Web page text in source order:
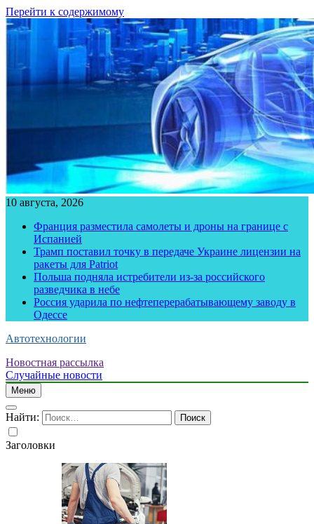
Перейти к содержимому
10 августа, 2026
Франция разместила самолеты и дроны на границе с
Испанией
Трамп поставил точку в передаче Украине лицензии на
ракеты для Patriot
Польша подняла истребители из-за российского
разведчика в небе
Россия ударила по нефтеперерабатывающему заводу в
Одессе
Автотехнологии
Новостная рассылка
Случайные новости
Меню
Найти:
Заголовки